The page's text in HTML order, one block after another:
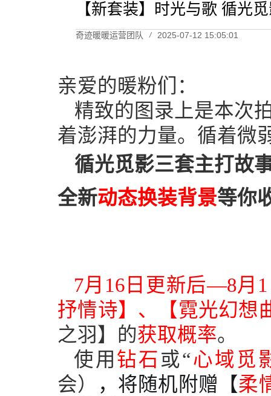
【新套装】时光与歌 循光
奇迹暖暖运营团队 / 2025-07-12 15:05:01
亲爱的暖粉们：
精致的图录上是本次
着澎湃的力量。循着微
循光觅影三套主打故
全新动态换装背景等你
7月 16 日更新后—8月 1
抒情诗】、【霓光幻想
之羽】的获取概率。
使用 钻石或“心域觅
会）
，将随机附赠【柔